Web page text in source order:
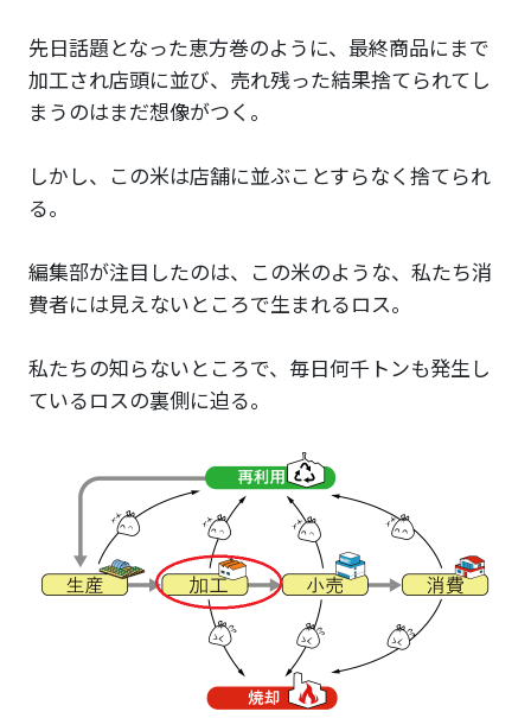
先日話題となった恵方巻のように、最終商品にまで
加工され店頭に並び、売れ残った結果捨てられてし
まうのはまだ想像がつく。
しかし、この米は店舗に並ぶことすらなく捨てられ
る。
編集部が注目したのは、この米のような、私たち消
費者には見えないところで生まれるロス。
私たちの知らないところで、毎日何千トンも発生し
ているロスの裏側に迫る。